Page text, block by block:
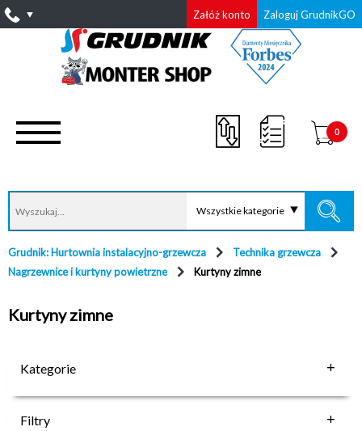
Załóż konto Zaloguj GrudnikGO
Wszystkie kategorie
0
Grudnik: Hurtownia instalacyjno-grzewcza
Technika grzewcza
Nagrzewnice i kurtyny powietrzne
Kurtyny zimne
Kurtyny zimne
Kategorie
Filtry